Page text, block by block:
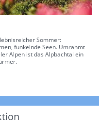
Sommer:
funkelnde Seen. Umrahmt
Alpen ist das Alpbachtal ein